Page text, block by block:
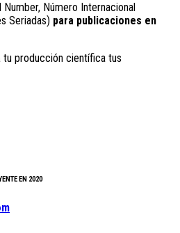
Número Internacional
Seriadas) para publicaciones en
tu producción científica tus
EN 2020